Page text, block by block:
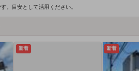
。目安として活用ください。
新着 新着